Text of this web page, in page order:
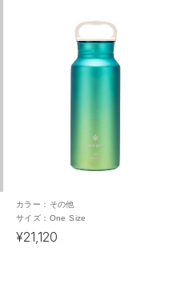
カラー： その他
サイズ： One Size
¥21,120